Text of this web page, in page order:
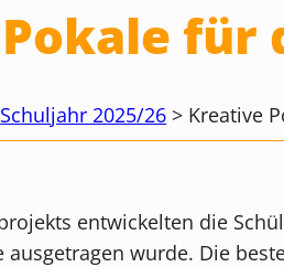
für
Schuljahr 2025/26 > Kreative
entwickelten die
ausgetragen wurde. Die